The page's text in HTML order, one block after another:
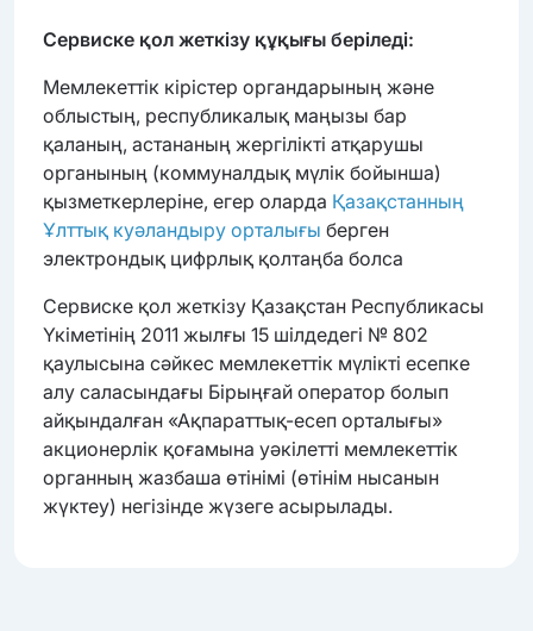
Сервиске қол жеткізу құқығы беріледі:
Мемлекеттік кірістер органдарының және
облыстың, республикалық маңызы бар
қаланың, астананың жергілікті атқарушы
органының (коммуналдық мүлік бойынша)
қызметкерлеріне, егер оларда Қазақстанның
Ұлттық куәландыру орталығы берген
электрондық цифрлық қолтаңба болса
Сервиске қол жеткізу Қазақстан Республикасы
Үкіметінің 2011 жылғы 15 шілдедегі № 802
қаулысына сәйкес мемлекеттік мүлікті есепке
алу саласындағы Бірыңғай оператор болып
айқындалған «Ақпараттық-есеп орталығы»
акционерлік қоғамына уәкілетті мемлекеттік
органның жазбаша өтінімі (өтінім нысанын
жүктеу) негізінде жүзеге асырылады.